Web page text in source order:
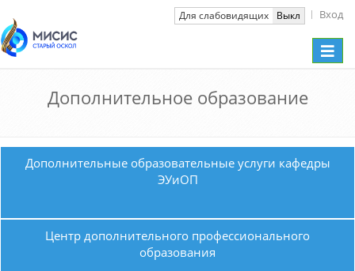
Для слабовидящих Выкл Вход
Toggle
Дополнительное образование
Дополнительные образовательные услуги кафедры
ЭУиОП
Центр дополнительного профессионального
образования